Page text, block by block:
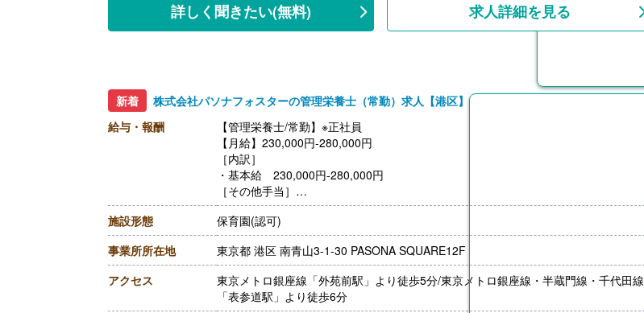
詳しく聞きたい(無料) 求人詳細を見る
新着
株式会社パソナフォスターの管理栄養士（常勤）求人【港区】
給与・報酬
【管理栄養士/常勤】※正社員
【月給】230,000円‐280,000円
［内訳］
・基本給 230,000円‐280,000円
［その他手当］
・役割手当 5,000円‐15,000円
・業務手当 30,000円
・カフェテリア手当 15,000円
【賞与】年2回※前年度実績
【通勤手当】あり（上限30,000円/月）
【昇給】年1回
【退職金】あり※勤続3年以上
施設形態
保育園(認可)
事業所所在地
東京都 港区 南青山3-1-30 PASONA SQUARE12F
アクセス
東京メトロ銀座線「外苑前駅」より徒歩5分/東京メトロ銀座線・半蔵門線・千代田線
「表参道駅」より徒歩6分